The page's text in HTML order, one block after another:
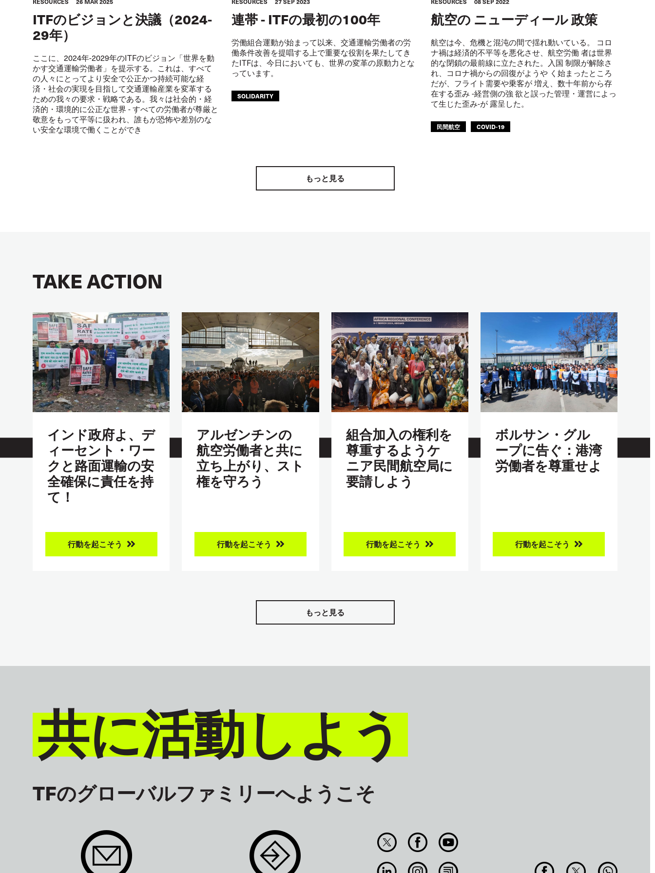
ITFのビジョンと決議（2024-
29年）
ここに、2024年-2029年のITFのビジョン「世界を動
かす交通運輸労働者」を提示する。これは、すべて
の人々にとってより安全で公正かつ持続可能な経
済・社会の実現を目指して交通運輸産業を変革する
ための我々の要求・戦略である。我々は社会的・経
済的・環境的に公正な世界 - すべての労働者が尊厳と
敬意をもって平等に扱われ、誰もが恐怖や差別のな
い安全な環境で働くことができ
連帯 - ITFの最初の100年
労働組合運動が始まって以来、交通運輸労働者の労
働条件改善を提唱する上で重要な役割を果たしてき
たITFは、今日においても、世界の変革の原動力とな
っています。
SOLIDARITY
航空の ニューディール 政策
航空は今、危機と混沌の間で揺れ動いている。 コロ
ナ禍は経済的不平等を悪化させ、航空労働 者は世界
的な閉鎖の最前線に立たされた。入国 制限が解除さ
れ、コロナ禍からの回復がようや く始まったところ
だが、フライト需要や乗客が 増え、数十年前から存
在する歪み -経営側の強 欲と誤った管理・運営によっ
て生じた歪み-が 露呈した。
民間航空 COVID-19
もっと見る
TAKE ACTION
インド政府よ、デ
ィーセント・ワー
クと路面運輸の安
全確保に責任を持
て！
行動を起こそう
アルゼンチンの
航空労働者と共に
立ち上がり、スト
権を守ろう
行動を起こそう
組合加入の権利を
尊重するようケ
ニア民間航空局に
要請しよう
行動を起こそう
ボルサン・グル
ープに告ぐ：港湾
労働者を尊重せよ
行動を起こそう
もっと見る
共に活動しよう
TFのグローバルファミリーへようこそ